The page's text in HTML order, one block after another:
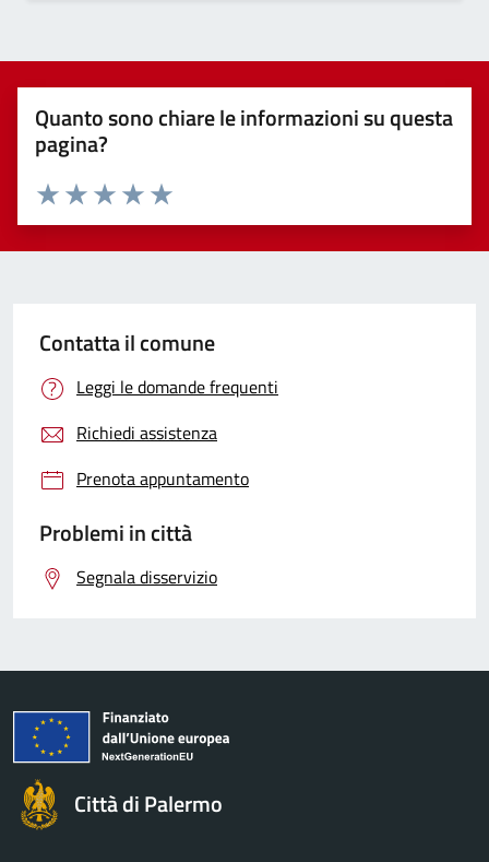
Quanto sono chiare le informazioni su questa
pagina?
Valuta 5 stelle su 5
Valuta 4 stelle su 5
Valuta 3 stelle su 5
Valuta 2 stelle su 5
Valuta 1 stelle su 5
Contatta il comune
Leggi le domande frequenti
Richiedi assistenza
Prenota appuntamento
Problemi in città
Segnala disservizio
Città di Palermo